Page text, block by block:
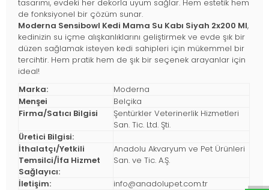
tasarımı, evdeki her dekorla uyum sağlar. Hem estetik hem
de fonksiyonel bir çözüm sunar.
Moderna Sensibowl Kedi Mama Su Kabı Siyah 2x200 Ml,
kedinizin su içme alışkanlıklarını geliştirmek ve evde şık bir
düzen sağlamak isteyen kedi sahipleri için mükemmel bir
tercihtir. Hem pratik hem de şık bir seçenek arayanlar için
ideal!
Marka:
Moderna
Menşei
Belçika
Firma/Satıcı Bilgisi
Şentürkler Veterinerlik Hizmetleri
San. Tic. Ltd. Şti.
Üretici Bilgisi:
İthalatçı/Yetkili
Temsilci/İfa Hizmet
Sağlayıcı:
Anadolu Akvaryum ve Pet Ürünleri
San. ve Tic. A.Ş.
İletişim: info@anadolupet.com.tr